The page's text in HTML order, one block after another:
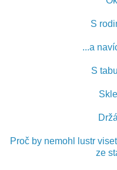
S
...a
S
Proč by nemohl lustr
ze